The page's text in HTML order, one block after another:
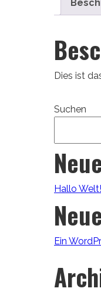
Dies ist
Suchen
Hallo Welt!
Ein